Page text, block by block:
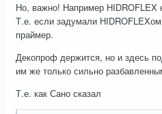
Но, важно! Например HIDROFLEX
Т.е. если задумали
праймер.
Декопроф держится, но и здесь
им же только сильно
Т.е. как Сано сказал